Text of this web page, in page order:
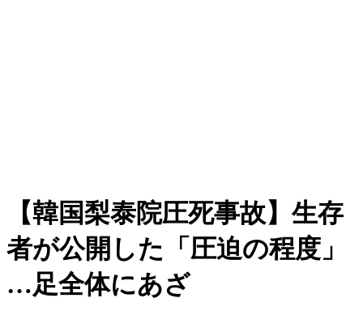
【韓国梨泰院圧死事故】生存
者が公開した「圧迫の程度」
…足全体にあざ